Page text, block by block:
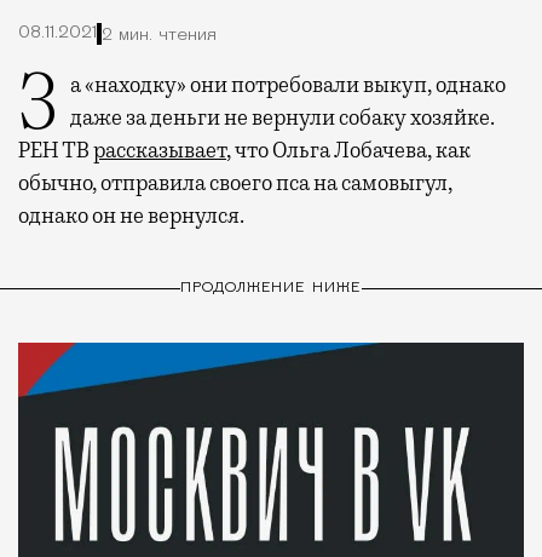
08.11.2021 2 мин. чтения
За «находку» они потребовали выкуп, однако даже за деньги не вернули собаку хозяйке.
РЕН ТВрассказывает, что Ольга Лобачева, как
обычно, отправила своего пса на самовыгул,
однако он не вернулся.
ПРОДОЛЖЕНИЕ НИЖЕ